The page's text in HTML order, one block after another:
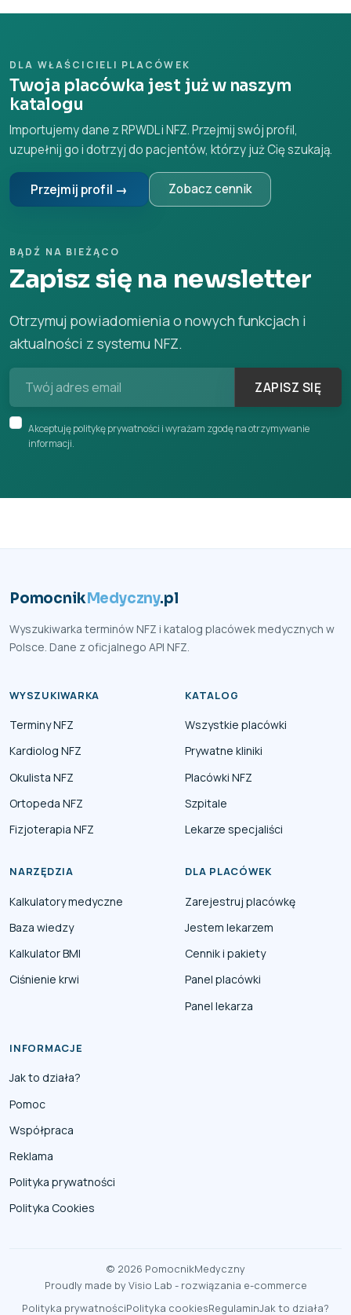
DLA WŁAŚCICIELI PLACÓWEK
Twoja placówka jest już w naszym
katalogu
Importujemy dane z RPWDL i NFZ. Przejmij swój profil,
uzupełnij go i dotrzyj do pacjentów, którzy już Cię szukają.
Przejmij profil → Zobacz cennik
BĄDŹ NA BIEŻĄCO
Zapisz się na newsletter
Otrzymuj powiadomienia o nowych funkcjach i
aktualności z systemu NFZ.
ZAPISZ SIĘ
Akceptuję politykę prywatności i wyrażam zgodę na otrzymywanie
informacji.
PomocnikMedyczny.pl
Wyszukiwarka terminów NFZ i katalog placówek medycznych w
Polsce. Dane z oficjalnego API NFZ.
WYSZUKIWARKA
Terminy NFZ
Kardiolog NFZ
Okulista NFZ
Ortopeda NFZ
Fizjoterapia NFZ
KATALOG
Wszystkie placówki
Prywatne kliniki
Placówki NFZ
Szpitale
Lekarze specjaliści
NARZĘDZIA
Kalkulatory medyczne
Baza wiedzy
Kalkulator BMI
Ciśnienie krwi
DLA PLACÓWEK
Zarejestruj placówkę
Jestem lekarzem
Cennik i pakiety
Panel placówki
Panel lekarza
INFORMACJE
Jak to działa?
Pomoc
Współpraca
Reklama
Polityka prywatności
Polityka Cookies
© 2026 PomocnikMedyczny
Proudly made by Visio Lab - rozwiązania e-commerce
Polityka prywatnościPolityka cookiesRegulaminJak to działa?